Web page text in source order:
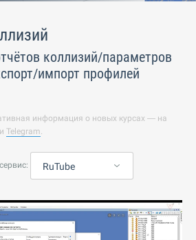
коллизий/параметров
импорт профилей
информация о новых курсах — на
и Telegram.
RuTube